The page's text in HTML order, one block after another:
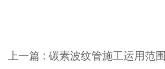
上一篇 : 碳素波纹管施工运用范围